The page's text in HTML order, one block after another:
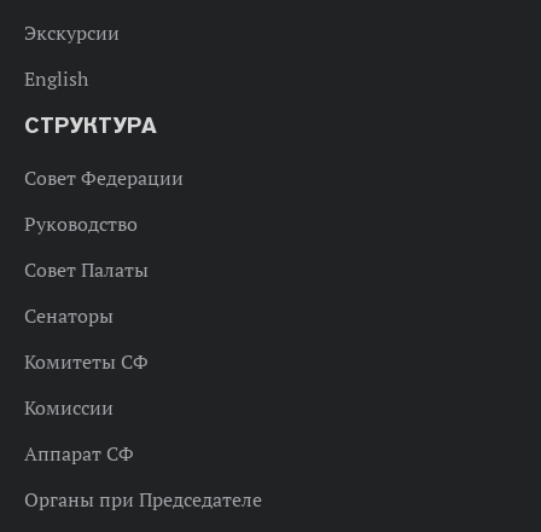
Экскурсии
English
СТРУКТУРА
Совет Федерации
Руководство
Совет Палаты
Сенаторы
Комитеты СФ
Комиссии
Аппарат СФ
Органы при Председателе